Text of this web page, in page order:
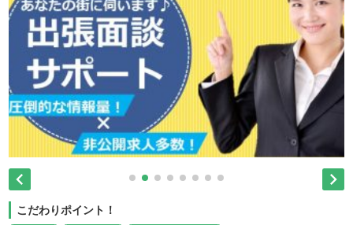
 
こだわりポイント！